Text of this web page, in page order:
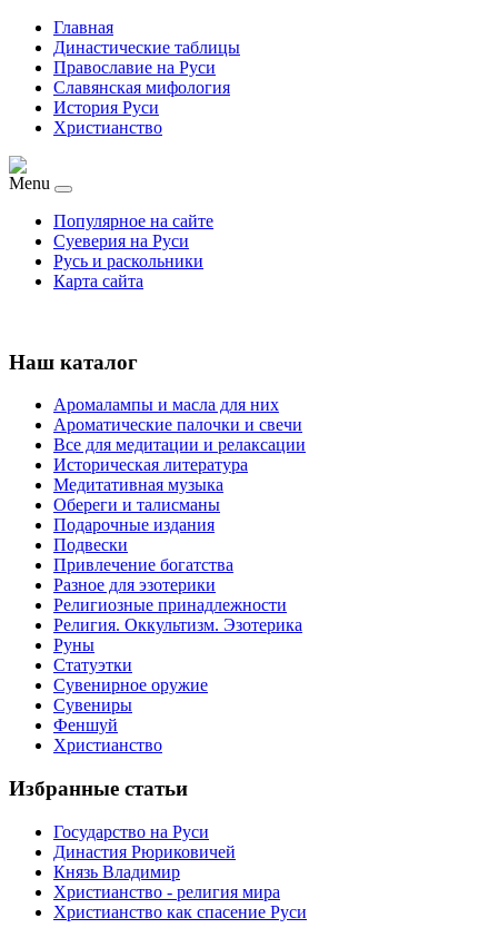
Главная
Династические таблицы
Православие на Руси
Славянская мифология
История Руси
Христианство
Menu
Популярное на сайте
Суеверия на Руси
Русь и раскольники
Карта сайта
Наш каталог
Аромалампы и масла для них
Ароматические палочки и свечи
Все для медитации и релаксации
Историческая литература
Медитативная музыка
Обереги и талисманы
Подарочные издания
Подвески
Привлечение богатства
Разное для эзотерики
Религиозные принадлежности
Религия. Оккультизм. Эзотерика
Руны
Статуэтки
Сувенирное оружие
Сувениры
Феншуй
Христианство
Избранные статьи
Государство на Руси
Династия Рюриковичей
Князь Владимир
Христианство - религия мира
Христианство как спасение Руси